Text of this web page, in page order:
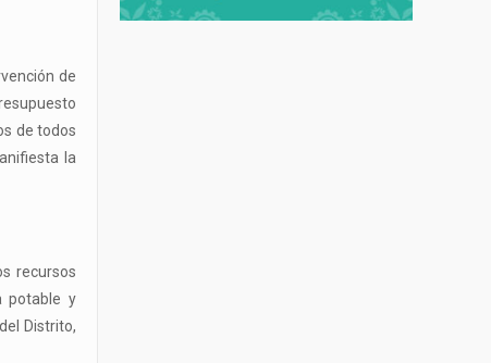
de
de todos
la
recursos
potable y
Distrito,